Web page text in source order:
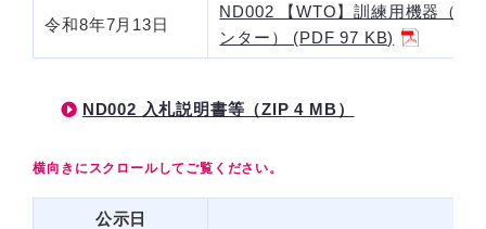
令和8年7月13日
ND002 【WTO】訓練用機器（万
ンター） (PDF 97 KB)
ND002 入札説明書等（ZIP 4 MB）
公示日